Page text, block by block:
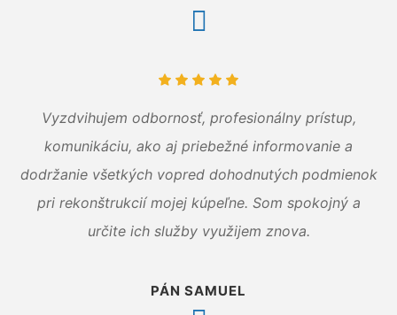
Vyzdvihujem odbornosť, profesionálny prístup,
komunikáciu, ako aj priebežné informovanie a
dodržanie všetkých vopred dohodnutých podmienok
pri rekonštrukcií mojej kúpeľne. Som spokojný a
určite ich služby využijem znova.
PÁN SAMUEL